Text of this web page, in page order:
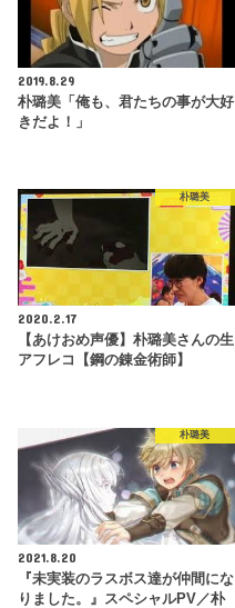
2019.8.29
朴璐美「俺も、君たちの事が大好
きだよ！」
朴璐美
2020.2.17
【あけおめ声優】朴璐美さんの生
アフレコ【鋼の錬金術師】
朴璐美
2021.8.20
『未実装のラスボス達が仲間にな
りました。』スペシャルPV／朴